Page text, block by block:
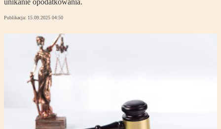
unikanie opodatkowania.
Publikacja: 15.09.2025 04:50